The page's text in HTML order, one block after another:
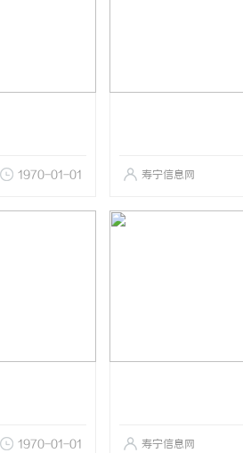
1970-01-01 寿宁信息网
1970-01-01 寿宁信息网